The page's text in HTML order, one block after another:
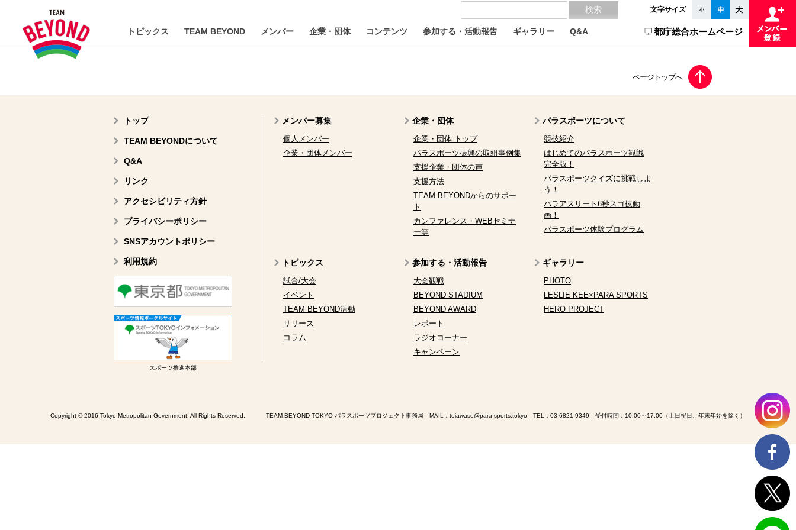
文字サイズ
トピックス TEAM BEYOND メンバー 企業・団体 コンテンツ 参加する・活動報告 ギャラリー Q&A 都庁総合ホームページ
トップ
TEAM BEYONDについて
Q&A
リンク
アクセシビリティ方針
プライバシーポリシー
SNSアカウントポリシー
利用規約
スポーツ推進本部
メンバー募集
個人メンバー
企業・団体メンバー
企業・団体
企業・団体 トップ
パラスポーツ振興の取組事例集
支援企業・団体の声
支援方法
TEAM BEYONDからのサポー
ト
カンファレンス・WEBセミナ
ー等
パラスポーツについて
競技紹介
はじめてのパラスポーツ観戦
完全版！
パラスポーツクイズに挑戦しよ
う！
パラアスリート6秒スゴ技動
画！
パラスポーツ体験プログラム
トピックス
試合/大会
イベント
TEAM BEYOND活動
リリース
コラム
参加する・活動報告
大会観戦
BEYOND STADIUM
BEYOND AWARD
レポート
ラジオコーナー
キャンペーン
ギャラリー
PHOTO
LESLIE KEE×PARA SPORTS
HERO PROJECT
Copyright © 2016 Tokyo Metropolitan Government. All Rights Reserved. TEAM BEYOND TOKYO パラスポーツプロジェクト事務局 MAIL： toiawase@para-sports.tokyo TEL： 03-6821-9349 受付時間：10:00～17:00（土日祝日、年末年始を除く）